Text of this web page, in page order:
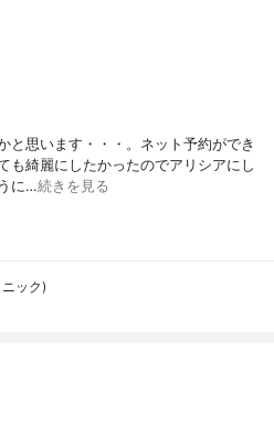
と思います・・・。ネット予約ができ
も綺麗にしたかったのでアリシアにし
に…続きを見る
ック)